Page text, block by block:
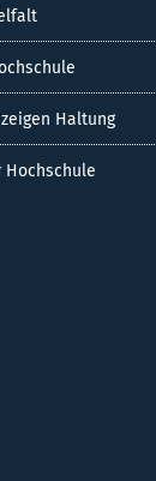
Haltung
Hochschule